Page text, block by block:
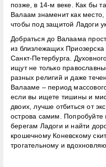
позже, в 14-м веке. Как бы
Валаам знаменит как
чтобы под защитой Ладоги
Добраться до Валаама
из близлежащих
Санкт-Петербурга.
ищут не только
разных религий и даже
Валааме – период
если вы ищете тишины и
двоих, лучше отбиться от
острова самим. Попробуйте
берегам Ладоги и найти
крошечному Коневскому
трогательному и